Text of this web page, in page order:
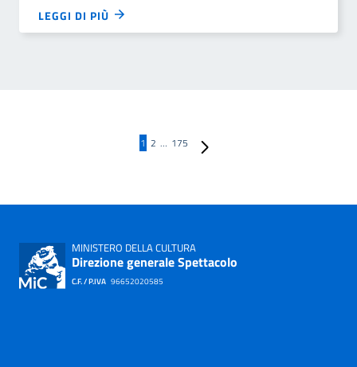
LEGGI DI PIÙ
1 2 … 175
MINISTERO DELLA CULTURA
Direzione generale Spettacolo
C.F. / P.IVA 96652020585